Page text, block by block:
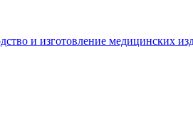
и изготовление медицинских